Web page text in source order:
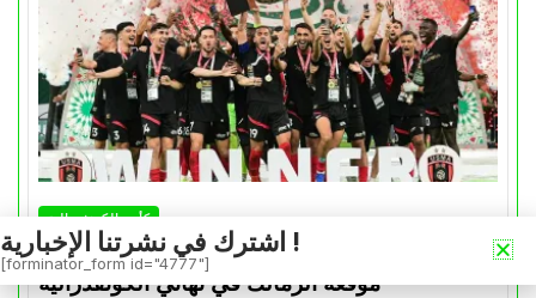
كأس الكونفدرالية
التتويج بالكأس.. دفعة معنوية لإتحاد العاصمة قبل
موقعة الزمالك في نهائي الكونفدرالية
اشترك في نشرتنا الإخبارية !
[forminator_form id="4777"]